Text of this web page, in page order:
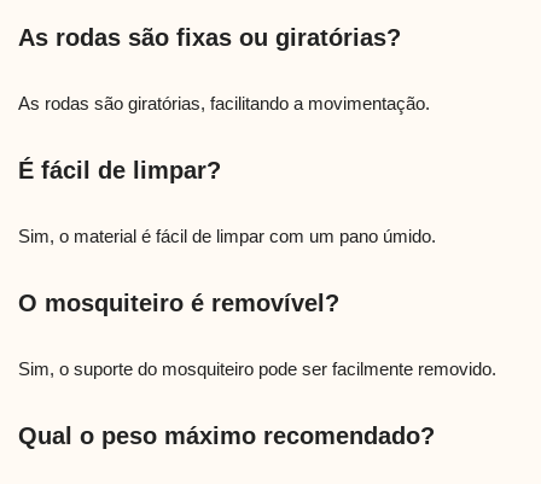
As rodas são fixas ou giratórias?
As rodas são giratórias, facilitando a movimentação.
É fácil de limpar?
Sim, o material é fácil de limpar com um pano úmido.
O mosquiteiro é removível?
Sim, o suporte do mosquiteiro pode ser facilmente removido.
Qual o peso máximo recomendado?